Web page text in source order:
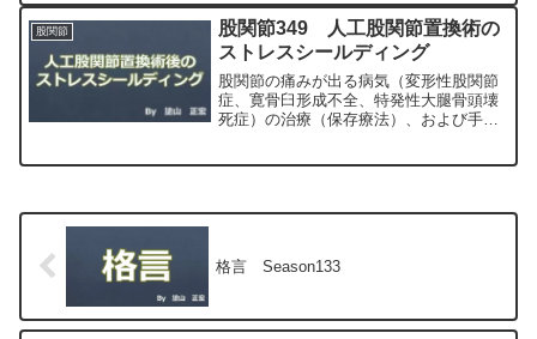
科専門医（人工関節手術を専門）の塗山
正宏が色々と説明します。
股関節
股関節349 人工股関節置換術の
ストレスシールディング
股関節の痛みが出る病気（変形性股関節
症、寛骨臼形成不全、特発性大腿骨頭壊
死症）の治療（保存療法）、および手術
格言 Season133